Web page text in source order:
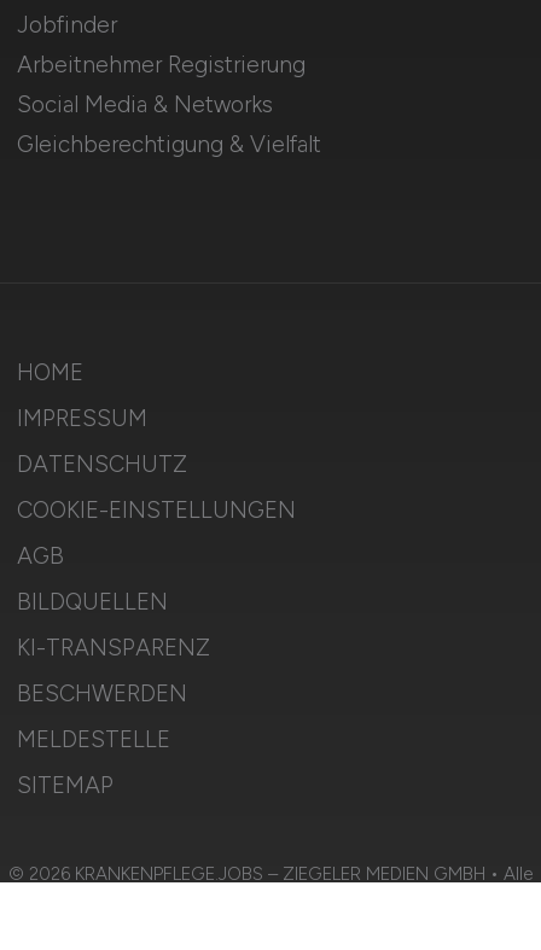
Jobfinder
Arbeitnehmer Registrierung
Social Media & Networks
Gleichberechtigung & Vielfalt
HOME
IMPRESSUM
DATENSCHUTZ
COOKIE-EINSTELLUNGEN
AGB
BILDQUELLEN
KI-TRANSPARENZ
BESCHWERDEN
MELDESTELLE
SITEMAP
© 2026 KRANKENPFLEGE.JOBS – ZIEGELER MEDIEN GMBH • Alle